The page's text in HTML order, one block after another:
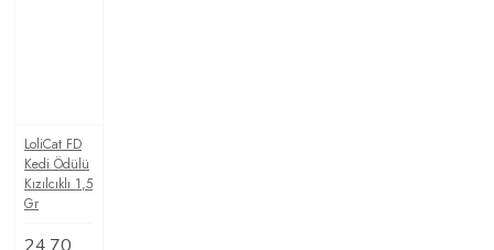
LoliCat FD
Kedi Ödülü
Kızılcıklı 1,5
Gr